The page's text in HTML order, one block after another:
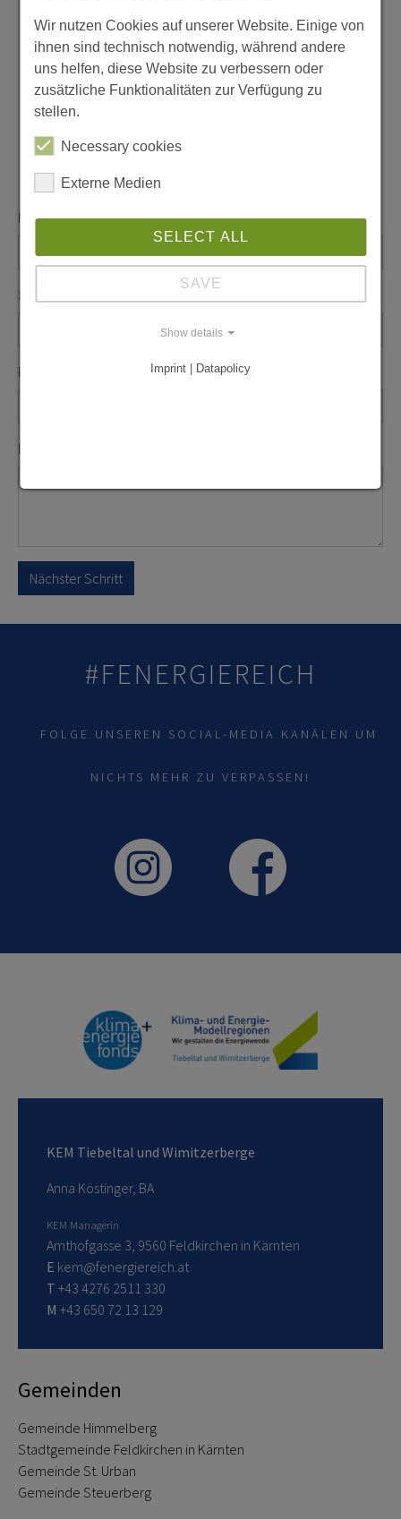
Name*
Subjekt
Email
Nachricht
Nächster Schritt
#FENERGIEREICH
FOLGE UNSEREN SOCIAL-MEDIA KANÄLEN UM
NICHTS MEHR ZU VERPASSEN!
KEM Tiebeltal und Wimitzerberge
Anna Köstinger, BA
KEM Managerin
Amthofgasse 3, 9560 Feldkirchen in Kärnten
E kem@fenergiereich.at
T +43 4276 2511 330
M +43 650 72 13 129
Gemeinden
Gemeinde Himmelberg
Stadtgemeinde Feldkirchen in Kärnten
Gemeinde St. Urban
Gemeinde Steuerberg
Wir nutzen Cookies auf unserer Website. Einige von
ihnen sind technisch notwendig, während andere
uns helfen, diese Website zu verbessern oder
zusätzliche Funktionalitäten zur Verfügung zu
stellen.
Necessary cookies
Externe Medien
SELECT ALL
SAVE
Show details
Imprint | Datapolicy